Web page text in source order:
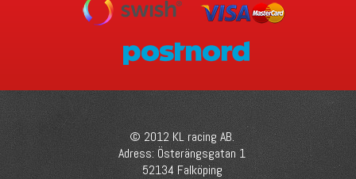
© 2012 KL racing AB.
Adress: Österängsgatan 1
52134 Falköping